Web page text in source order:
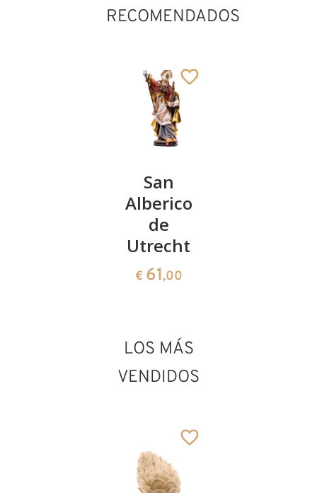
Añadido al carrito
RECOMENDADOS
San
Alberico
de
Utrecht
€ 61,00
LOS MÁS
VENDIDOS